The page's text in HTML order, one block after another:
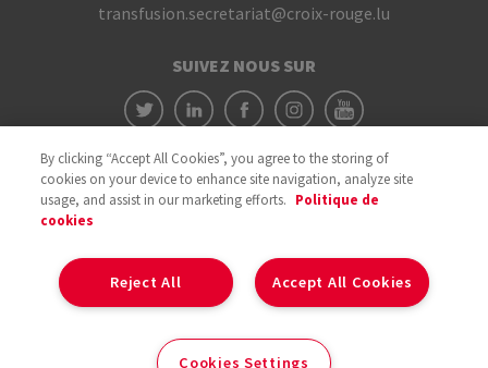
transfusion.secretariat@croix-rouge.lu
SUIVEZ NOUS SUR
By clicking “Accept All Cookies”, you agree to the storing of
cookies on your device to enhance site navigation, analyze site
usage, and assist in our marketing efforts. Politique de
cookies
Accept All Cookies
Reject All
Cookies Settings